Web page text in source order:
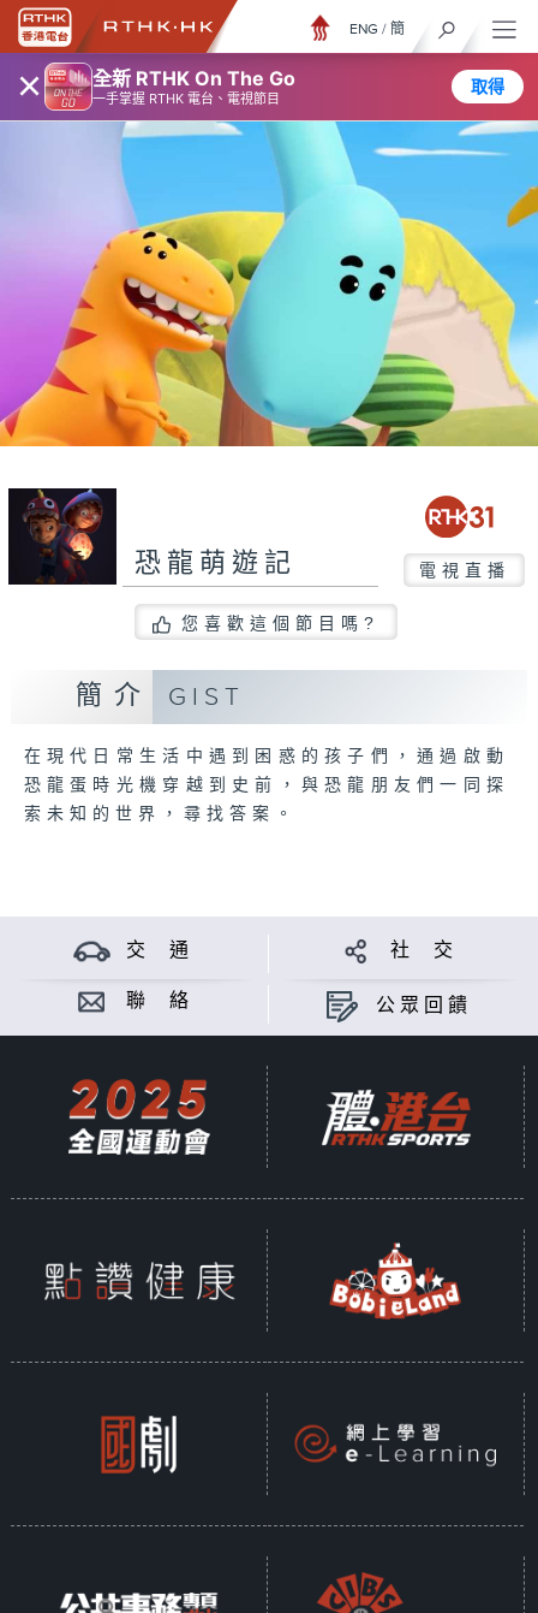
× 全新 RTHK On The Go
一手掌握 RTHK 電台、電視節目
取得
ENG / 簡
恐龍萌遊記 電視直播
您喜歡這個節目嗎?
簡介 GIST
在現代日常生活中遇到困惑的孩子們，通過啟動
恐龍蛋時光機穿越到史前，與恐龍朋友們一同探
索未知的世界，尋找答案。
交 通 社 交
聯 絡 公眾回饋